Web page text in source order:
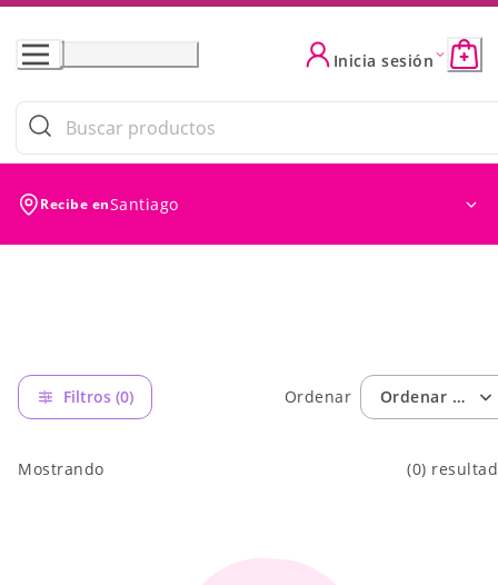
Skip
Content
Inicia sesión
Recibe enSantiago
Filtros (0) Ordenar Ordenar por:
Ordenar Ordenar por:
Mostrando (0)